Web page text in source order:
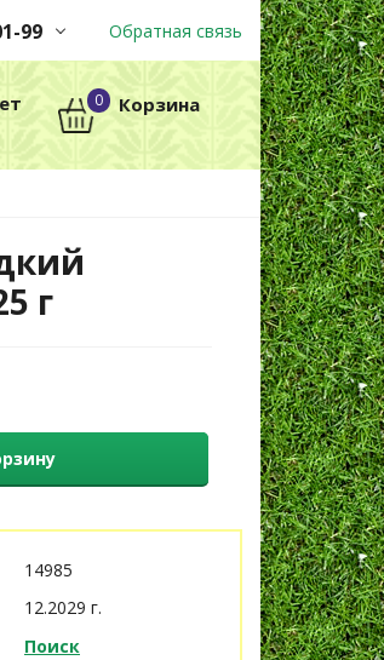
99
корзину
выходных
Обратная связь
0 Корзина
г
14985
12.2029 г.
Поиск